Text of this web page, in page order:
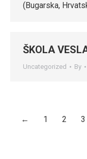
(Bugarska,
ŠKOLA
Uncategorized By
← 1 2 3